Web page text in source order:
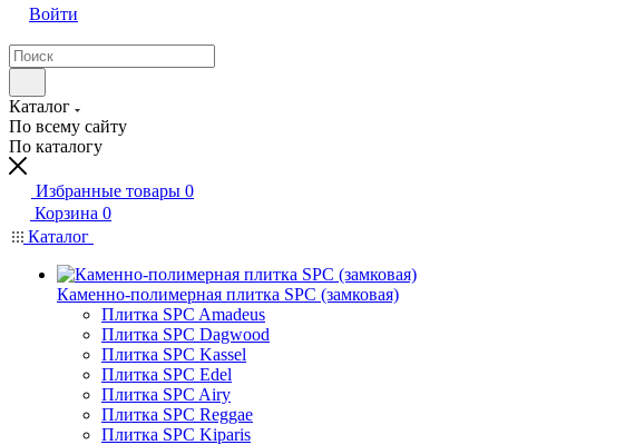
Войти
Каталог
По всему сайту
По каталогу
Избранные товары 0
Корзина 0
Каталог
Каменно-полимерная плитка SPC (замковая)
Плитка SPC Amadeus
Плитка SPC Dagwood
Плитка SPC Kassel
Плитка SPC Edel
Плитка SPC Airy
Плитка SPC Reggae
Плитка SPC Kiparis